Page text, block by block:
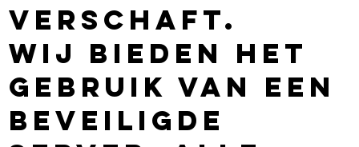
verschaft.
Wij bieden het
gebruik van een
beveiligde